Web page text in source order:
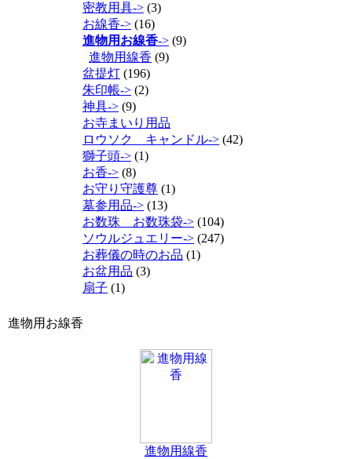
密教用具-> (3)
お線香-> (16)
進物用お線香-> (9)
進物用線香 (9)
盆提灯 (196)
朱印帳-> (2)
神具-> (9)
お寺まいり用品
ロウソク キャンドル-> (42)
獅子頭-> (1)
お香-> (8)
お守り守護尊 (1)
墓参用品-> (13)
お数珠 お数珠袋-> (104)
ソウルジュエリー-> (247)
お葬儀の時のお品 (1)
お盆用品 (3)
扇子 (1)
進物用お線香
進物用線香